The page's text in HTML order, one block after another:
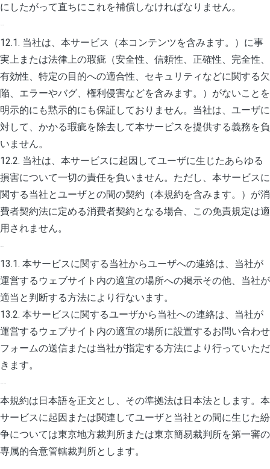
にしたがって直ちにこれを補償しなければなりません。
12.1. 当社は、本サービス（本コンテンツを含みます。）に事
実上または法律上の瑕疵（安全性、信頼性、正確性、完全性、
有効性、特定の目的への適合性、セキュリティなどに関する欠
陥、エラーやバグ、権利侵害などを含みます。）がないことを
明示的にも黙示的にも保証しておりません。当社は、ユーザに
対して、かかる瑕疵を除去して本サービスを提供する義務を負
いません。
12.2. 当社は、本サービスに起因してユーザに生じたあらゆる
損害について一切の責任を負いません。ただし、本サービスに
関する当社とユーザとの間の契約（本規約を含みます。）が消
費者契約法に定める消費者契約となる場合、この免責規定は適
用されません。
13.1. 本サービスに関する当社からユーザへの連絡は、当社が
運営するウェブサイト内の適宜の場所への掲示その他、当社が
適当と判断する方法により行ないます。
13.2. 本サービスに関するユーザから当社への連絡は、当社が
運営するウェブサイト内の適宜の場所に設置するお問い合わせ
フォームの送信または当社が指定する方法により行っていただ
きます。
本規約は日本語を正文とし、その準拠法は日本法とします。本
サービスに起因または関連してユーザと当社との間に生じた紛
争については東京地方裁判所または東京簡易裁判所を第一審の
専属的合意管轄裁判所とします。